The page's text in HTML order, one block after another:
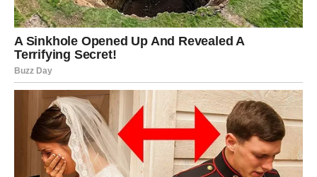
Oni koji su dugo bili usamljeni polako ulaze u period
velikih promena.
Devica
OVARUJE SE
NAJVEĆA ŽELJA
Device ulaze u jedan od najlepših perioda kada je ljubav u
pitanju.